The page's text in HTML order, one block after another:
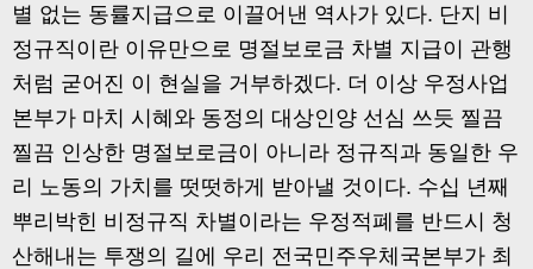
별 없는 동률지급으로 이끌어낸 역사가 있다. 단지 비
정규직이란 이유만으로 명절보로금 차별 지급이 관행
처럼 굳어진 이 현실을 거부하겠다. 더 이상 우정사업
본부가 마치 시혜와 동정의 대상인양 선심 쓰듯 찔끔
찔끔 인상한 명절보로금이 아니라 정규직과 동일한 우
리 노동의 가치를 떳떳하게 받아낼 것이다. 수십 년째
뿌리박힌 비정규직 차별이라는 우정적폐를 반드시 청
산해내는 투쟁의 길에 우리 전국민주우체국본부가 최